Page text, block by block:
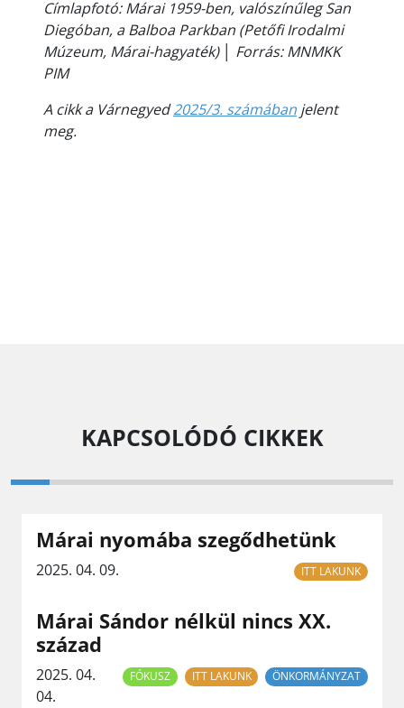
Címlapfotó: Márai 1959-ben, valószínűleg San
Diegóban, a Balboa Parkban (Petőfi Irodalmi
Múzeum, Márai-hagyaték) │ Forrás: MNMKK
PIM
A cikk a Várnegyed2025/3. számában jelent
meg.
KAPCSOLÓDÓ CIKKEK
Márai nyomába szegődhetünk
2025. 04. 09. ITT LAKUNK
Márai Sándor nélkül nincs XX.
század
2025. 04.
04.
FÓKUSZ ITT LAKUNK ÖNKORMÁNYZAT